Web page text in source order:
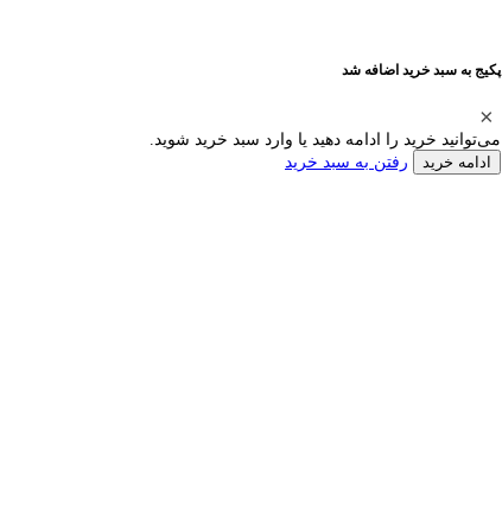
پکیج به سبد خرید اضافه شد
می‌توانید خرید را ادامه دهید یا وارد سبد خرید شوید.
ادامه خرید رفتن به سبد خرید